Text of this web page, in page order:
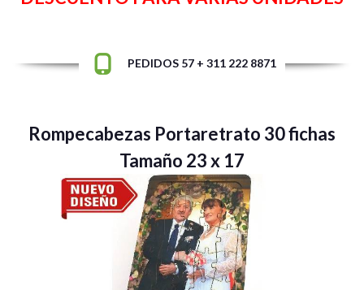
PEDIDOS 57 + 311 222 8871
Rompecabezas Portaretrato 30 fichas
Tamaño 23 x 17